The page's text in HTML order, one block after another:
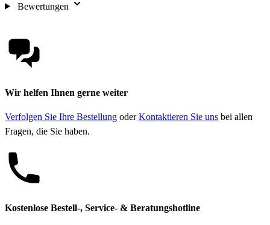
Bewertungen
Wir helfen Ihnen gerne weiter
Verfolgen Sie Ihre Bestellung oderKontaktieren Sie uns bei allen
Fragen, die Sie haben.
Kostenlose Bestell-, Service- & Beratungshotline